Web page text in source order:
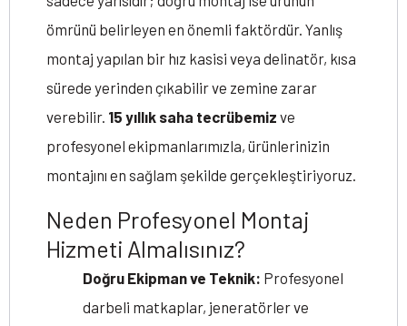
ömrünü belirleyen en önemli faktördür. Yanlış
montaj yapılan bir hız kasisi veya delinatör, kısa
sürede yerinden çıkabilir ve zemine zarar
verebilir. 15 yıllık saha tecrübemiz ve
profesyonel ekipmanlarımızla, ürünlerinizin
montajını en sağlam şekilde gerçekleştiriyoruz.
Neden Profesyonel Montaj
Hizmeti Almalısınız?
Doğru Ekipman ve Teknik: Profesyonel
darbeli matkaplar, jeneratörler ve